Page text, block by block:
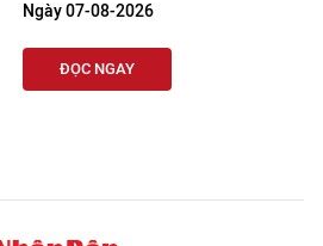
Ngày 07-08-2026
ĐỌC NGAY